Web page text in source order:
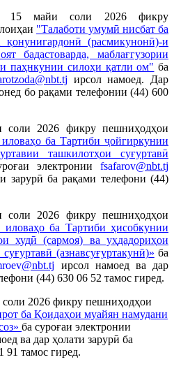
15 майи соли 2026 фикру
"Талаботи умумӣ нисбат ба
(расмикунонӣ)-и
бадастоварда, маблағгузории
паҳнкунии силоҳи қатли ом" ба
ирсол намоед. Дар
бо рақами телефонии (44) 600
2026 фикру пешниҳодҳои
ба Тартиби ҷойгиркунии
ташкилотҳои суғуртавӣ
электронии fsafarov@nbt.tj
зарурӣ ба рақами телефони (44)
2026 фикру пешниҳодҳои
иловаҳо ба Тартиби ҳисобкунии
худӣ (сармоя) ва уҳдадориҳои
(азнавсуғуртакунӣ)» ба
@nbt.tj
ирсол намоед ва дар
(44) 630 06 52 тамос гиред.
2026 фикру пешниҳодҳои
ба Қоидаҳои муайян намудани
» ба суроғаи электронии
ва дар ҳолати зарурӣ ба
91 тамос гиред.